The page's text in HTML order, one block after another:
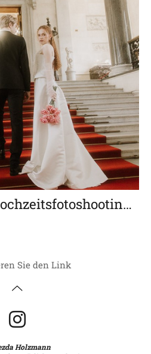
Anna & David (Hochzeitsfotoshooting im Museum)
Sie den Link
Holzmann